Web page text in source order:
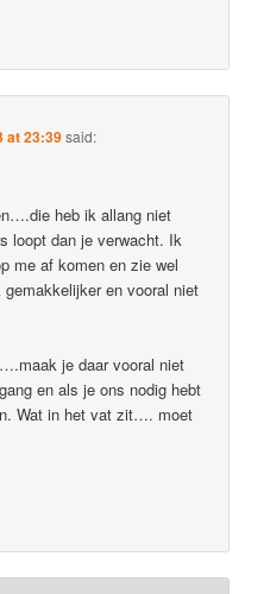
at 23:39said:
heb ik allang niet
loopt dan je verwacht. Ik
me af komen en zie wel
en vooral niet
je daar vooral niet
en als je ons nodig hebt
Wat in het vat zit…. moet